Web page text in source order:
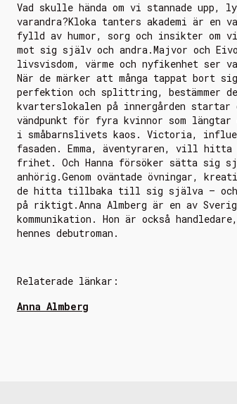
Vad skulle hända om vi stannade upp,
varandra?Kloka tanters akademi är en
fylld av humor, sorg och insikter om
mot sig själv och andra.Majvor och
livsvisdom, värme och nyfikenhet ser
När de märker att många tappat bort
perfektion och splittring, bestämmer
kvarterslokalen på innergården startar
vändpunkt för fyra kvinnor som
i småbarnslivets kaos. Victoria,
fasaden. Emma, äventyraren, vill
frihet. Och Hanna försöker sätta
anhörig.Genom oväntade övningar,
de hitta tillbaka till sig själva – och
på riktigt.Anna Almberg är en av
kommunikation. Hon är också
hennes debutroman.
Relaterade länkar:
Anna Almberg